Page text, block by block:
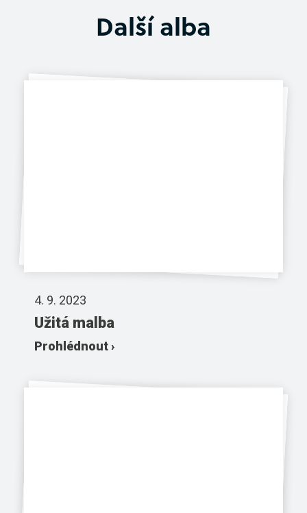
Virtuální prohlídka
Další alba
4. 9. 2023
Užitá malba
Prohlédnout ›